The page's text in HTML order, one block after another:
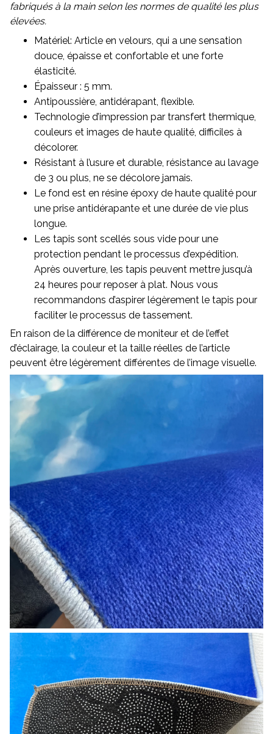
fabriqués à la main selon les normes de qualité les plus
élevées.
Matériel: Article en velours, qui a une sensation
douce, épaisse et confortable et une forte
élasticité.
Épaisseur : 5 mm.
Antipoussière, antidérapant, flexible.
Technologie d’impression par transfert thermique,
couleurs et images de haute qualité, difficiles à
décolorer.
Résistant à l’usure et durable, résistance au lavage
de 3 ou plus, ne se décolore jamais.
Le fond est en résine époxy de haute qualité pour
une prise antidérapante et une durée de vie plus
longue.
Les tapis sont scellés sous vide pour une
protection pendant le processus d’expédition.
Après ouverture, les tapis peuvent mettre jusqu’à
24 heures pour reposer à plat. Nous vous
recommandons d’aspirer légèrement le tapis pour
faciliter le processus de tassement.
En raison de la différence de moniteur et de l’effet
d’éclairage, la couleur et la taille réelles de l’article
peuvent être légèrement différentes de l’image visuelle.